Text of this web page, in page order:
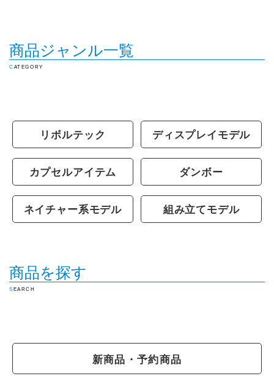
商品ジャンル一覧
CATEGORY
リボルテック ディスプレイモデル
カプセルアイテム ダンボー
ネイチャー系モデル 組み立てモデル
商品を探す
SEARCH
新商品・予約商品